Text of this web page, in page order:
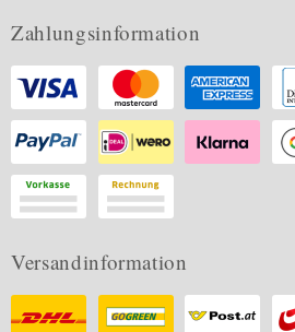
Zahlungsinformation
Versandinformation